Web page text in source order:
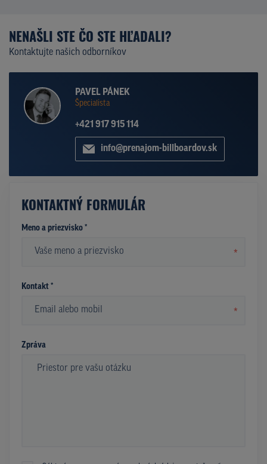
NENAŠLI STE ČO STE HĽADALI?
Kontaktujte našich odborníkov
PAVEL PÁNEK
Špecialista
+421 917 915 114
info@prenajom-billboardov.sk
KONTAKTNÝ FORMULÁR
Meno a priezvisko *
*
Kontakt *
*
Zpráva